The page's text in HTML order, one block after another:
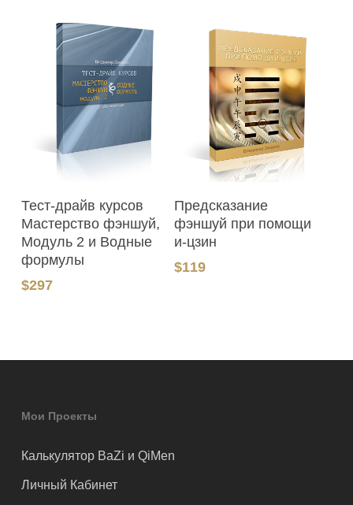
В Корзину
Тест-драйв курсов
Мастерство фэншуй,
Модуль 2 и Водные
формулы
$297
Предсказание
фэншуй при помощи
и-цзин
$119
Мои Проекты
Калькулятор BaZi и QiMen
Личный Кабинет